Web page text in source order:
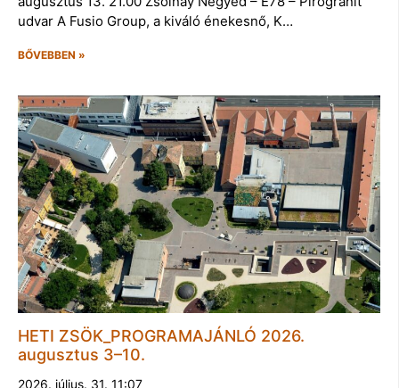
udvar A Fusio Group, a kiváló énekesnő, K…
BŐVEBBEN »
HETI ZSÖK_PROGRAMAJÁNLÓ 2026.
augusztus 3–10.
2026. július. 31. 11:07